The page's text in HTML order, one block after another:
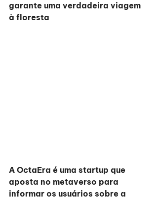
garante uma verdadeira viagem
à floresta
A OctaEra é uma startup que
aposta no metaverso para
informar os usuários sobre a